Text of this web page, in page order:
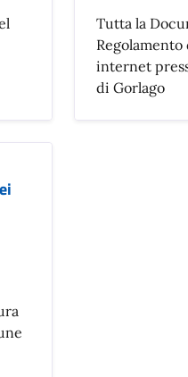
Tutta la
internet
di Gorlago